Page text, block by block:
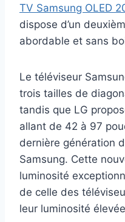
TV Samsung OLED
dispose d’un
abordable et sans
Le téléviseur
trois tailles de
tandis que LG
allant de 42 à 97
dernière génération
Samsung. Cette
luminosité
de celle des
leur luminosité